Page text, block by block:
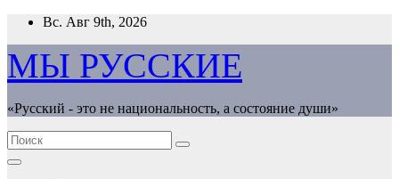
Перейти
содержимому
Вс. Авг 9th, 2026
МЫ РУССКИЕ
«Русский - это не национальность, а состояние души»